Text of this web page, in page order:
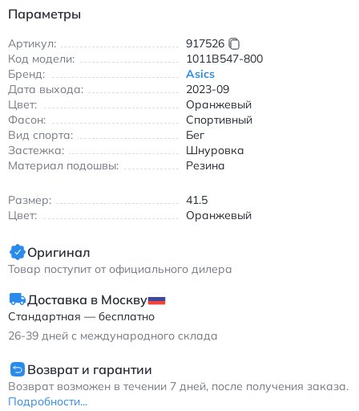
цвете с эргономичным дизайном для длительных дистанций.
Подошва AHAR+ обеспечивает износостойкость и сцепление
на асфальте и беговых дорожках.
Особенности:
Полная амортизация P-GEL по всей длине стопы
Легкая и дышащая верхняя часть
Стабильная подошва для марафонских дистанций
Удобная шнуровка для плотной посадки
Идеальны для тренировок и соревнований в условиях
позволяет использовать кроссовки на протяжении
нескольких сезонов. Модель 2023 года с обновленной
Асикс GEL-Nimbus 25 кроссовки для марафона с
амортизацией P-GEL оранжевые
Параметры
Артикул:
917526
Код модели:
1011B547-800
Бренд:
Asics
Дата выхода:
2023-09
Цвет:
Оранжевый
Фасон:
Спортивный
Вид спорта:
Бег
Застежка:
Шнуровка
Материал подошвы:
Резина
Размер:
41.5
Цвет:
Оранжевый
Оригинал
Товар поступит от официального дилера
Доставка в Москву
Стандартная — бесплатно
26-39 дней с международного склада
Возврат и гарантии
Возврат возможен в течении 7 дней, после получения заказа.
Подробности...